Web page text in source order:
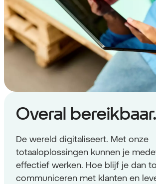
Overal bereikbaar.
De wereld digitaliseert. Met onze
totaaloplossingen kunnen je
effectief werken. Hoe blijf je dan
communiceren met klanten en